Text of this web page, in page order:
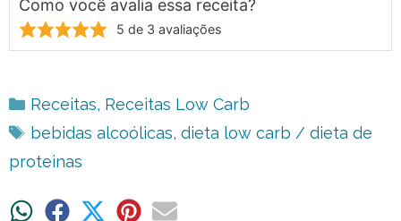
Como você avalia essa receita?
5 de 3 avaliações
Categorias
Receitas, Receitas Low Carb
Tags
bebidas alcoólicas, dieta low carb / dieta de
proteinas
ShareShare ShareShareShare